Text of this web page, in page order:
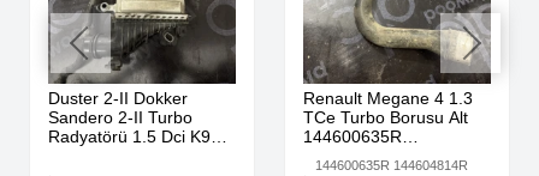
Duster 2-II Dokker
Sandero 2-II Turbo
Radyatörü 1.5 Dci K9K
Renault Megane 4 1.3
TCe Turbo Borusu Alt
144600635R
144600635R 144604814R